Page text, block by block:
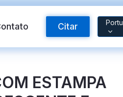
Citar
ESTAMPA